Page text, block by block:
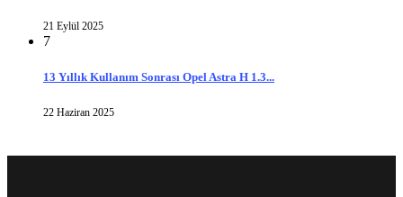
21 Eylül 2025
7
13 Yıllık Kullanım Sonrası Opel Astra H 1.3...
22 Haziran 2025